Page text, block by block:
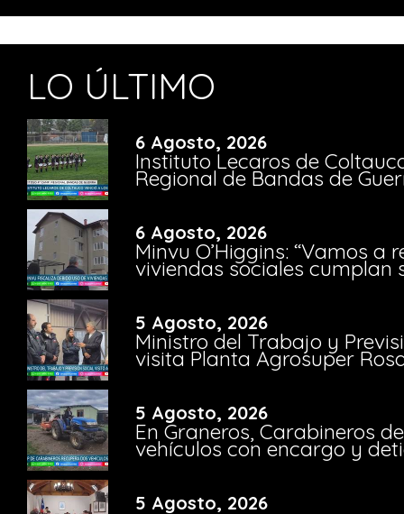
LO ÚLTIMO
6 Agosto, 2026
Instituto Lecaros de
Regional de Bandas de
6 Agosto, 2026
Minvu O’Higgins: “Vamos a
viviendas sociales cumplan
5 Agosto, 2026
Ministro del Trabajo y
visita Planta Agrosuper
5 Agosto, 2026
En Graneros, Carabineros
vehículos con encargo y
5 Agosto, 2026